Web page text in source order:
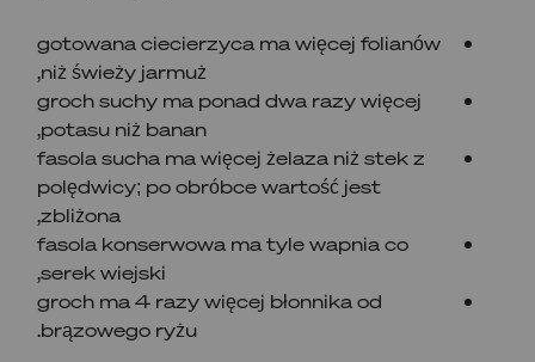
gotowana ciecierzyca ma więcej folianów
niż świeży jarmuż,
groch suchy ma ponad dwa razy więcej
potasu niż banan,
fasola sucha ma więcej żelaza niż stek z
polędwicy; po obróbce wartość jest
zbliżona,
fasola konserwowa ma tyle wapnia co
serek wiejski,
groch ma 4 razy więcej błonnika od
brązowego ryżu.